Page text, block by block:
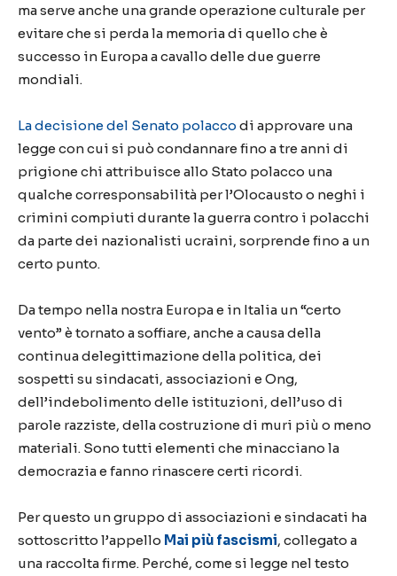
ma serve anche una grande operazione culturale per
evitare che si perda la memoria di quello che è
successo in Europa a cavallo delle due guerre
mondiali.
La decisione del Senato polacco di approvare una
legge con cui si può condannare fino a tre anni di
prigione chi attribuisce allo Stato polacco una
qualche corresponsabilità per l’Olocausto o neghi i
crimini compiuti durante la guerra contro i polacchi
da parte dei nazionalisti ucraini, sorprende fino a un
certo punto.
Da tempo nella nostra Europa e in Italia un “certo
vento” è tornato a soffiare, anche a causa della
continua delegittimazione della politica, dei
sospetti su sindacati, associazioni e Ong,
dell’indebolimento delle istituzioni, dell’uso di
parole razziste, della costruzione di muri più o meno
materiali. Sono tutti elementi che minacciano la
democrazia e fanno rinascere certi ricordi.
Per questo un gruppo di associazioni e sindacati ha
sottoscritto l’appello Mai più fascismi, collegato a
una raccolta firme. Perché, come si legge nel testo